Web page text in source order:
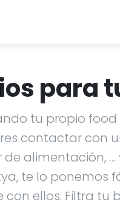
para
tu propio food
contactar con
de alimentación,
te lo
ellos. Filtra tu